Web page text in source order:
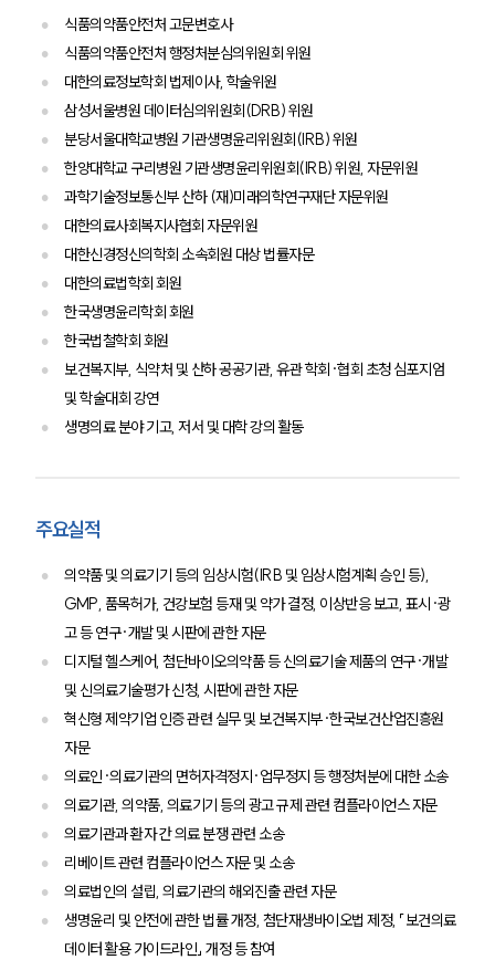
주요 업무사례
사례분석/최신동향
법률정보
법률지식인
고객후기
업무분야
디지털포렌식 업무
압수수색 대응
전체
디지털포렌식전문변호사
법률서식
뉴스레터/브로슈어
세미나
대륜법률상담예약
식품의약품안전처 고문변호사
식품의약품안전처 행정처분심의위원회 위원
대한의료정보학회 법제이사, 학술위원
삼성서울병원 데이터심의위원회(DRB) 위원
분당서울대학교병원 기관생명윤리위원회(IRB) 위원
한양대학교 구리병원 기관생명윤리위원회(IRB) 위원, 자문위원
과학기술정보통신부 산하 (재)미래의학연구재단 자문위원
대한의료사회복지사협회 자문위원
대한신경정신의학회 소속회원 대상 법률자문
대한의료법학회 회원
한국생명윤리학회 회원
한국법철학회 회원
보건복지부, 식약처 및 산하 공공기관, 유관 학회·협회 초청 심포지엄
및 학술대회 강연
생명의료 분야 기고, 저서 및 대학 강의 활동
주요실적
의약품 및 의료기기 등의 임상시험(IRB 및 임상시험계획 승인 등),
GMP, 품목허가, 건강보험 등재 및 약가 결정, 이상반응 보고, 표시·광
고 등 연구·개발 및 시판에 관한 자문
디지털 헬스케어, 첨단바이오의약품 등 신의료기술 제품의 연구·개발
및 신의료기술평가 신청, 시판에 관한 자문
혁신형 제약기업 인증 관련 실무 및 보건복지부·한국보건산업진흥원
자문
의료인·의료기관의 면허자격정지·업무정지 등 행정처분에 대한 소송
의료기관, 의약품, 의료기기 등의 광고 규제 관련 컴플라이언스 자문
의료기관과 환자 간 의료 분쟁 관련 소송
리베이트 관련 컴플라이언스 자문 및 소송
의료법인의 설립, 의료기관의 해외진출 관련 자문
생명윤리 및 안전에 관한 법률 개정, 첨단재생바이오법 제정, 「보건의료
데이터 활용 가이드라인」 개정 등 참여